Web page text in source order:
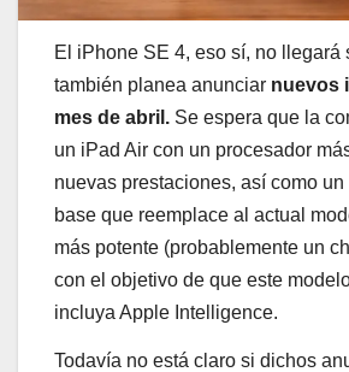
El iPhone SE 4, eso sí, no llegará
también planea anunciar nuevos
mes de abril. Se espera que la
un iPad Air con un procesador
nuevas prestaciones, así como un
base que reemplace al actual
más potente (probablemente un
con el objetivo de que este
incluya Apple Intelligence.
Todavía no está claro si dichos